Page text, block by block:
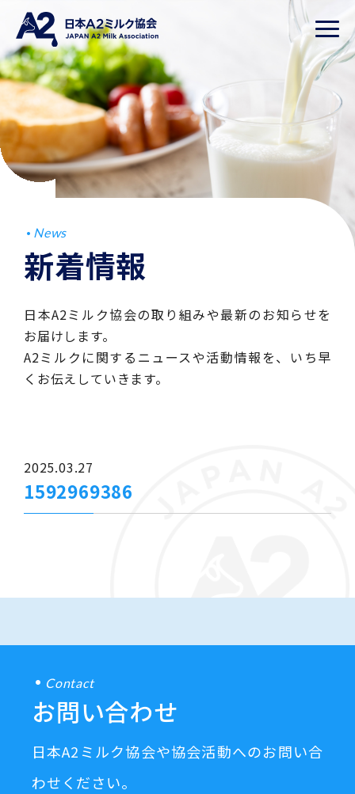
News
新着情報
日本A2ミルク協会の取り組みや最新のお知らせを
お届けします。
A2ミルクに関するニュースや活動情報を、いち早
くお伝えしていきます。
2025.03.27
1592969386
Contact
お問い合わせ
日本A2ミルク協会や協会活動へのお問い合
わせください。